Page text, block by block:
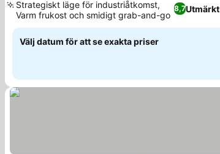
8,7Utmärkt
Strategiskt läge för industriåtkomst,
Varm frukost och smidigt grab-and-go
Välj datum för att se exakta priser